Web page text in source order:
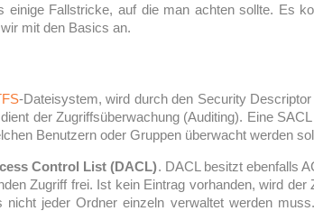
Fallstricke, auf die man achten sollte. Es
mit den Basics an.
-Dateisystem, wird durch den Security
der Zugriffsüberwachung (Auditing). Eine
Benutzern oder Gruppen überwacht werden
Control List (DACL). DACL besitzt ebenfalls
Zugriff frei. Ist kein Eintrag vorhanden, wird
nicht jeder Ordner einzeln verwaltet werden